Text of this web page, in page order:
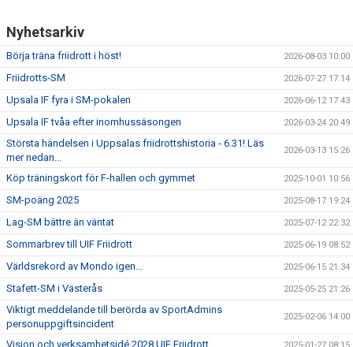
STATISTIK
Nyhetsarkiv
Börja träna friidrott i höst! 2026-08-03 10:00
Friidrotts-SM 2026-07-27 17:14
Upsala IF fyra i SM-pokalen 2026-06-12 17:43
Upsala IF tvåa efter inomhussäsongen 2026-03-24 20:49
Största händelsen i Uppsalas friidrottshistoria - 6.31! Läs
mer nedan...
2026-03-13 15:26
Köp träningskort för F-hallen och gymmet 2025-10-01 10:56
SM-poäng 2025 2025-08-17 19:24
Lag-SM bättre än väntat 2025-07-12 22:32
Sommarbrev till UIF Friidrott 2025-06-19 08:52
Världsrekord av Mondo igen... 2025-06-15 21:34
Stafett-SM i Västerås 2025-05-25 21:26
Viktigt meddelande till berörda av SportAdmins
personuppgiftsincident
2025-02-06 14:00
Vision och verksamhetsidé 2028 UIF Friidrott